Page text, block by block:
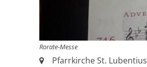
Rorate-Messe
Ort:Pfarrkirche St. Lubentius